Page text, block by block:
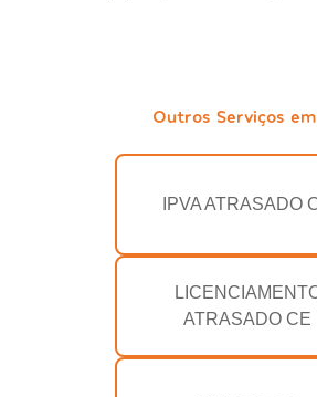
Outros Serviços em
IPVA ATRASADO
ATRASADO CE